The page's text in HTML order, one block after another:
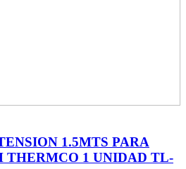
1.5MTS PARA
THERMCO 1 UNIDAD TL-